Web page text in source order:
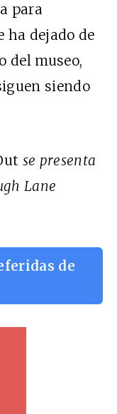
para
ha dejado de
del museo,
siendo
se presenta
Lane
de